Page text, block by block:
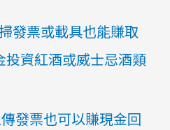
發票或載具也能賺取
資紅酒或威士忌酒類
發票也可以賺現金回